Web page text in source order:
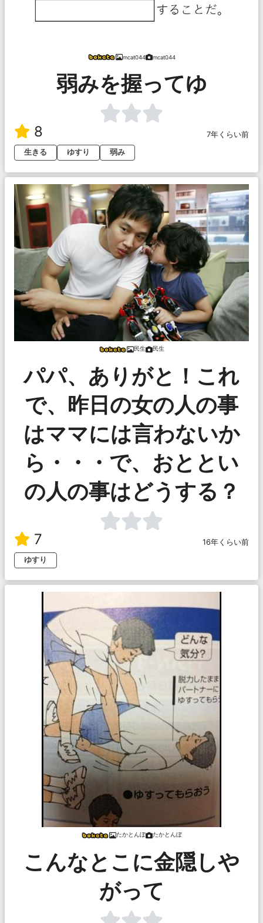
mcat044 mcat044
弱みを握ってゆ
8
7年くらい前
生きる
ゆすり 弱み
民生 民生
パパ、ありがと！これ
で、昨日の女の人の事
はママには言わないか
ら・・・で、おととい
の人の事はどうする？
7
16年くらい前
ゆすり
たかとんぼ たかとんぼ
こんなとこに金隠しや
がって